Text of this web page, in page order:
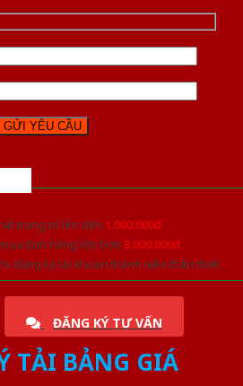
trang trí lên đến 1.000.000đ
đơn hàng lớn hơn 3.000.000đ
đăng ký tài khoản thành viên thân thiết
ĐĂNG KÝ TƯ VẤN
TẢI BẢNG GIÁ